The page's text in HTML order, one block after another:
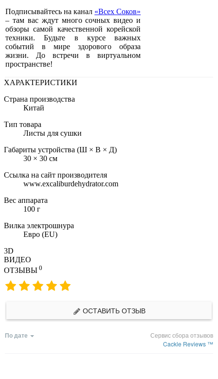
Подписывайтесь на канал «Всех Соков»
– там вас ждут много сочных видео и
обзоры самой качественной корейской
техники. Будьте в курсе важных
событий в мире здорового образа
жизни. До встречи в виртуальном
пространстве!
ХАРАКТЕРИСТИКИ
Страна производства
Китай
Тип товара
Листы для сушки
Габариты устройства (Ш × В × Д)
30 × 30 см
Ссылка на сайт производителя
www.excaliburdehydrator.com
Вес аппарата
100 г
Вилка электрошнура
Евро (EU)
3D
ВИДЕО
ОТЗЫВЫ 0
ОСТАВИТЬ ОТЗЫВ
По дате
Сервис сбора отзывов
Cackle Reviews ™